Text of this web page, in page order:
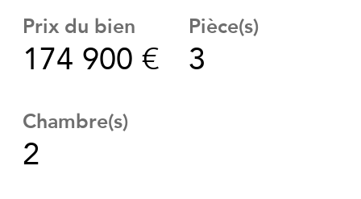
Prix du bien
174 900 €
Pièce(s)
3
Chambre(s)
2